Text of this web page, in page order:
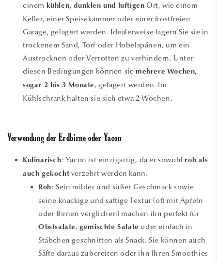
einem kühlen, dunklen und luftigen Ort, wie einem
Keller, einer Speisekammer oder einer frostfreien
Garage, gelagert werden. Idealerweise lagern Sie sie in
trockenem Sand, Torf oder Hobelspänen, um ein
Austrocknen oder Verrotten zu verhindern. Unter
diesen Bedingungen können siemehrere Wochen,
sogar 2 bis 3 Monate , gelagert werden. Im
Kühlschrank halten sie sich etwa 2 Wochen.
Verwendung der Erdbirne oder Yacon
Kulinarisch: Yacon ist einzigartig, da er sowohl roh als
auch gekocht verzehrt werden kann.
Roh: Sein milder und süßer Geschmack sowie
seine knackige und saftige Textur (oft mit Äpfeln
oder Birnen verglichen) machen ihn perfekt für
Obstsalate ,gemischte Salate oder einfach in
Stäbchen geschnitten als Snack. Sie können auch
Säfte daraus zubereiten oder ihn Ihren Smoothies